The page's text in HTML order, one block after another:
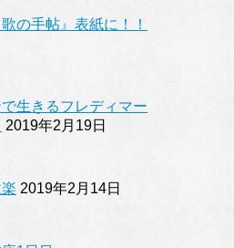
手帖』表紙に！！
生きるフレディマー
2019年2月19日
2019年2月14日